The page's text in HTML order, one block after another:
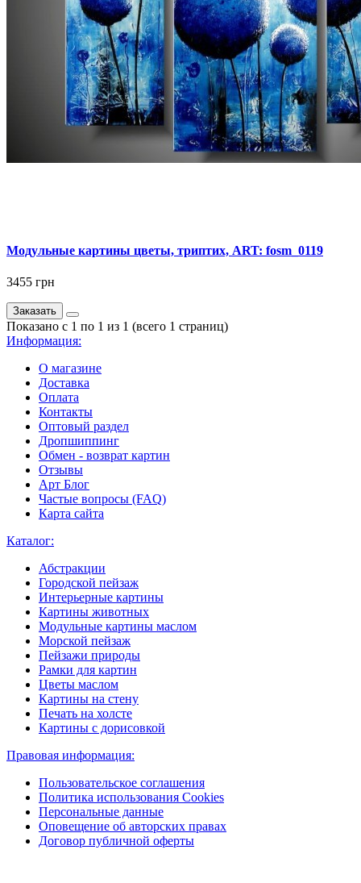
Модульные картины цветы, триптих, ART: fosm_0119
3455 грн
Заказать
Показано с 1 по 1 из 1 (всего 1 страниц)
Информация:
О магазине
Доставка
Оплата
Контакты
Оптовый раздел
Дропшиппинг
Обмен - возврат картин
Отзывы
Арт Блог
Частые вопросы (FAQ)
Карта сайта
Каталог:
Абстракции
Городской пейзаж
Интерьерные картины
Картины животных
Модульные картины маслом
Морской пейзаж
Пейзажи природы
Рамки для картин
Цветы маслом
Картины на стену
Печать на холсте
Картины с дорисовкой
Правовая информация:
Пользовательское соглашения
Политика использования Cookies
Персональные данные
Оповещение об авторских правах
Договор публичной оферты